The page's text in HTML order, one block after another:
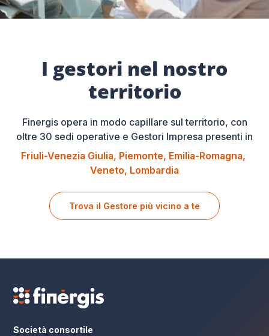
I gestori nel nostro
territorio
Finergis opera in modo capillare sul territorio, con
oltre 30 sedi operative e Gestori Impresa presenti in
Friuli-Venezia Giulia Piemonte Emilia-Romagna
Veneto Lombardia
Trova il Gestore più vicino a te
Società consortile